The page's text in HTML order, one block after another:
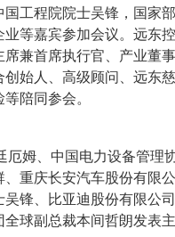
工程院院士吴锋，国家
等嘉宾参加会议。远东
兼首席执行官、产业董
始人、高级顾问、远东
陪同参会。
厄姆、中国电力设备管理
重庆长安汽车股份有限
锋、比亚迪股份有限公
球副总裁本间哲朗发表主